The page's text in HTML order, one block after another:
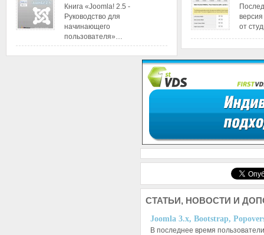
Книга «Joomla! 2.5 -
Руководство для
начинающего
пользователя»…
от
СТАТЬИ, НОВОСТИ И
Joomla 3.x, Bootstrap,
В последнее время